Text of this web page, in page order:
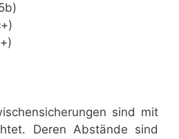
sind mit
Deren Abstände sind